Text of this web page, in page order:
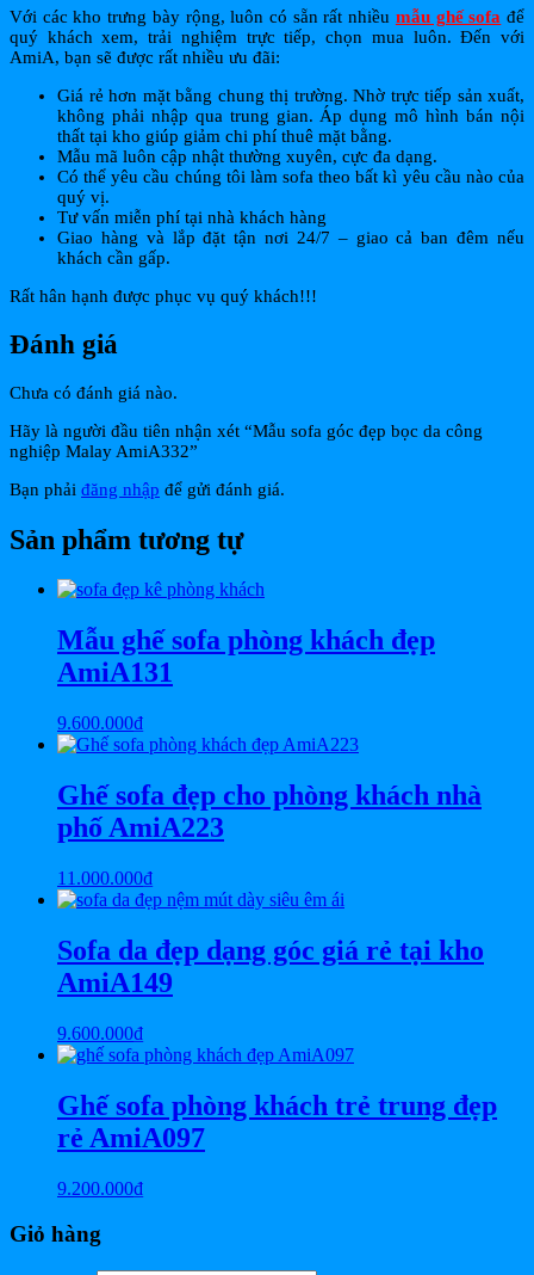
Với các kho trưng bày rộng, luôn có sẵn rất nhiều mẫu ghế sofa để
quý khách xem, trải nghiệm trực tiếp, chọn mua luôn. Đến với
AmiA, bạn sẽ được rất nhiều ưu đãi:
Giá rẻ hơn mặt bằng chung thị trường. Nhờ trực tiếp sản xuất,
không phải nhập qua trung gian. Áp dụng mô hình bán nội
thất tại kho giúp giảm chi phí thuê mặt bằng.
Mẫu mã luôn cập nhật thường xuyên, cực đa dạng.
Có thể yêu cầu chúng tôi làm sofa theo bất kì yêu cầu nào của
quý vị.
Tư vấn miễn phí tại nhà khách hàng
Giao hàng và lắp đặt tận nơi 24/7 – giao cả ban đêm nếu
khách cần gấp.
Rất hân hạnh được phục vụ quý khách!!!
Đánh giá
Chưa có đánh giá nào.
Hãy là người đầu tiên nhận xét “Mẫu sofa góc đẹp bọc da công
nghiệp Malay AmiA332”
Bạn phải đăng nhập để gửi đánh giá.
Sản phẩm tương tự
Mẫu ghế sofa phòng khách đẹp
AmiA131
9.600.000₫
Ghế sofa đẹp cho phòng khách nhà
phố AmiA223
11.000.000₫
Sofa da đẹp dạng góc giá rẻ tại kho
AmiA149
9.600.000₫
Ghế sofa phòng khách trẻ trung đẹp
rẻ AmiA097
9.200.000₫
Giỏ hàng